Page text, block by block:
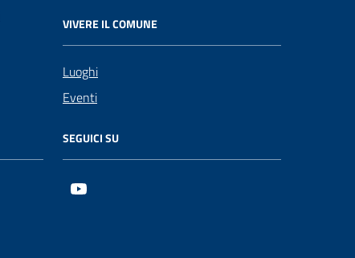
VIVERE IL COMUNE
Luoghi
Eventi
SEGUICI SU